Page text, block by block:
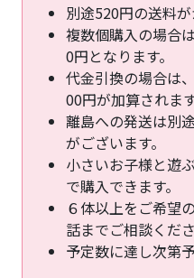
別途520円の送料が
複数個購入の場合
0円となります。
代金引換の場合は
00円が加算されます
離島への発送は別
がございます。
小さいお子様と遊
で購入できます。
６体以上をご希望
話までご相談くださ
予定数に達し次第